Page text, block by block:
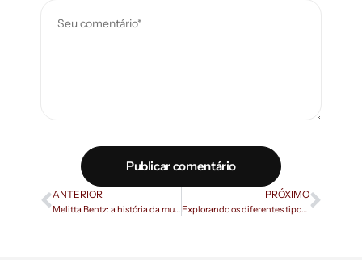
Publicar comentário
ANTERIOR
Melitta Bentz: a história da mulher que mudou a forma de fazer café
PRÓXIMO
Explorando os diferentes tipos de poda no cultivo de café